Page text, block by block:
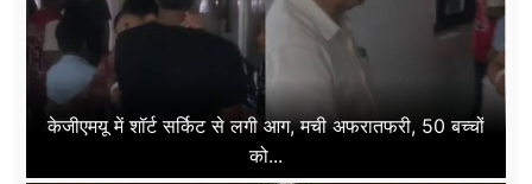
केजीएमयू में शॉर्ट सर्किट से लगी आग, मची अफरातफरी, 50 बच्चों
को...